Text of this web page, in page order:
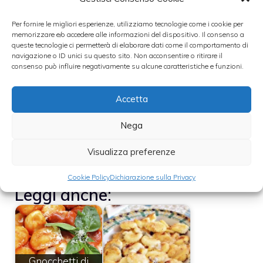
Per fornire le migliori esperienze, utilizziamo tecnologie come i cookie per
memorizzare e/o accedere alle informazioni del dispositivo. Il consenso a
queste tecnologie ci permetterà di elaborare dati come il comportamento di
navigazione o ID unici su questo sito. Non acconsentire o ritirare il
consenso può influire negativamente su alcune caratteristiche e funzioni.
Accetta
Nega
Visualizza preferenze
Cookie PolicyDichiarazione sulla Privacy
amalgamando bene il tutto.
La superficie degli gnocchi va poi ricoperta
con la salsa e il parmigiano restanti e la
mozzarella tagliata a pezzetti. Gli gnocchi
vanno lasciati gratinare in forno a circa 200°
Leggi anche: